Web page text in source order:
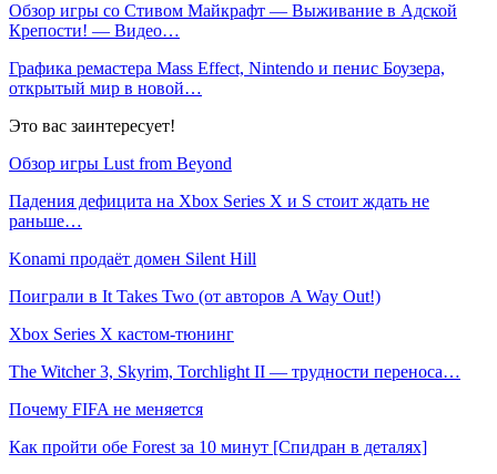
Обзор игры со Стивом Майкрафт — Выживание в Адской
Крепости! — Видео…
Графика ремастера Mass Effect, Nintendo и пенис Боузера,
открытый мир в новой…
Это вас заинтересует!
Обзор игры Lust from Beyond
Падения дефицита на Xbox Series X и S стоит ждать не
раньше…
Konami продаёт домен Silent Hill
Поиграли в It Takes Two (от авторов A Way Out!)
Xbox Series X кастом-тюнинг
The Witcher 3, Skyrim, Torchlight II — трудности переноса…
Почему FIFA не меняется
Как пройти обе Forest за 10 минут [Спидран в деталях]